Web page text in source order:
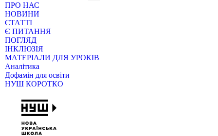
ПРО НАС
НОВИНИ
СТАТТІ
Є ПИТАННЯ
ПОГЛЯД
ІНКЛЮЗІЯ
МАТЕРІАЛИ ДЛЯ УРОКІВ
Аналітика
Дофамін для освіти
НУШ КОРОТКО